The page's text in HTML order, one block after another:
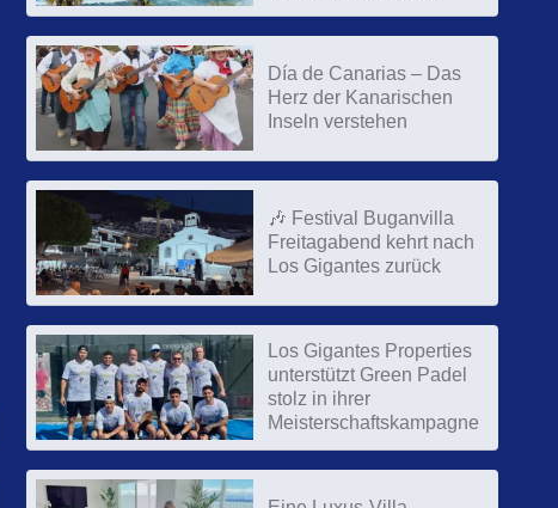
Día de Canarias – Das
Herz der Kanarischen
Inseln verstehen
🎶 Festival Buganvilla
Freitagabend kehrt nach
Los Gigantes zurück
Los Gigantes Properties
unterstützt Green Padel
stolz in ihrer
Meisterschaftskampagne